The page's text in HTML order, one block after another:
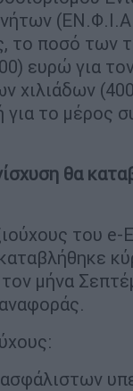
το ποσό των
ευρώ για
χιλιάδων
για το μέρος
θα
του
μήνα